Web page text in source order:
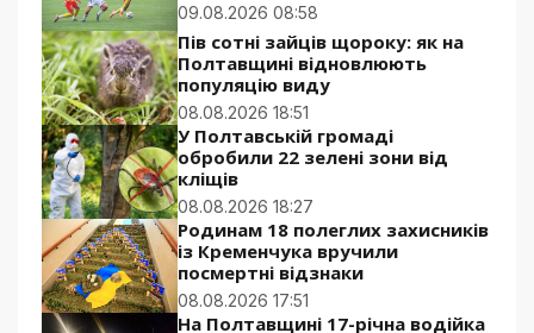
09.08.2026 08:58
Пів сотні зайців щороку: як на
Полтавщині відновлюють
популяцію виду
08.08.2026 18:51
У Полтавській громаді
обробили 22 зелені зони від
кліщів
08.08.2026 18:27
Родинам 18 полеглих захисників
із Кременчука вручили
посмертні відзнаки
08.08.2026 17:51
На Полтавщині 17-річна водійка